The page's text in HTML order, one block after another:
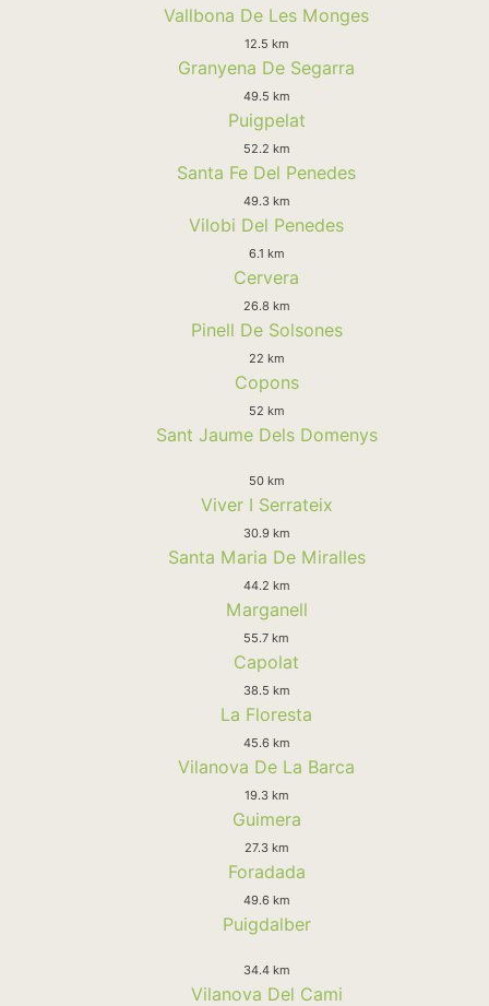
Vallbona De Les Monges
12.5 km
Granyena De Segarra
49.5 km
Puigpelat
52.2 km
Santa Fe Del Penedes
49.3 km
Vilobi Del Penedes
6.1 km
Cervera
26.8 km
Pinell De Solsones
22 km
Copons
52 km
Sant Jaume Dels Domenys
50 km
Viver I Serrateix
30.9 km
Santa Maria De Miralles
44.2 km
Marganell
55.7 km
Capolat
38.5 km
La Floresta
45.6 km
Vilanova De La Barca
19.3 km
Guimera
27.3 km
Foradada
49.6 km
Puigdalber
34.4 km
Vilanova Del Cami